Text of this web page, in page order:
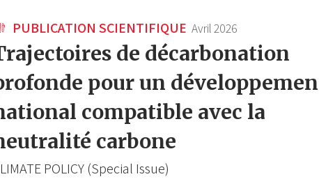
PUBLICATION SCIENTIFIQUE Avril 2026
de décarbonation
pour un
compatible avec la
carbone
POLICY (Special Issue)